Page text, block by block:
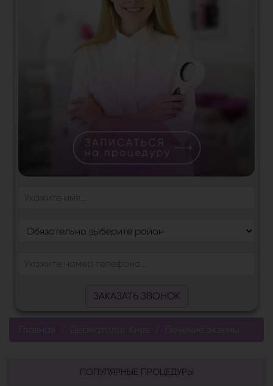
ЗАКАЗАТЬ ЗВОНОК
Главная Дерматолог Киев
ПОПУЛЯРНЫЕ ПРОЦЕДУРЫ